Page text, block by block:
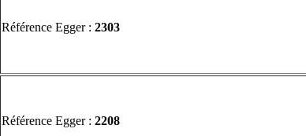
Référence Egger : 2303
Référence Egger : 2208